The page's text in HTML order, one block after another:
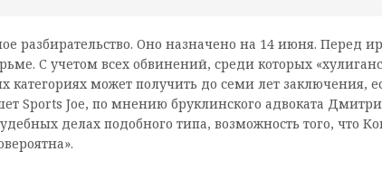
разбирательство. Оно назначено на 14 июня. Перед
С учетом всех обвинений, среди которых
категориях может получить до семи лет заключения,
Sports Joe, по мнению бруклинского адвоката
делах подобного типа, возможность того, что